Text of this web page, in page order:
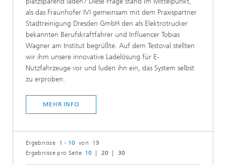
als das Fraunhofer IVI gemeinsam mit dem Praxispartner
Stadtreinigung Dresden GmbH den als Elektrotrucker
bekannten Berufskraftfahrer und Influencer Tobias
Wagner am Institut begrüßte. Auf dem Testoval stellten
wir ihm unsere innovative Ladelösung für E-
Nutzfahrzeuge vor und luden ihn ein, das System selbst
zu erproben.
MEHR INFO
Ergebnisse 1 - 10 von 19
Ergebnisse pro Seite 10 20 30